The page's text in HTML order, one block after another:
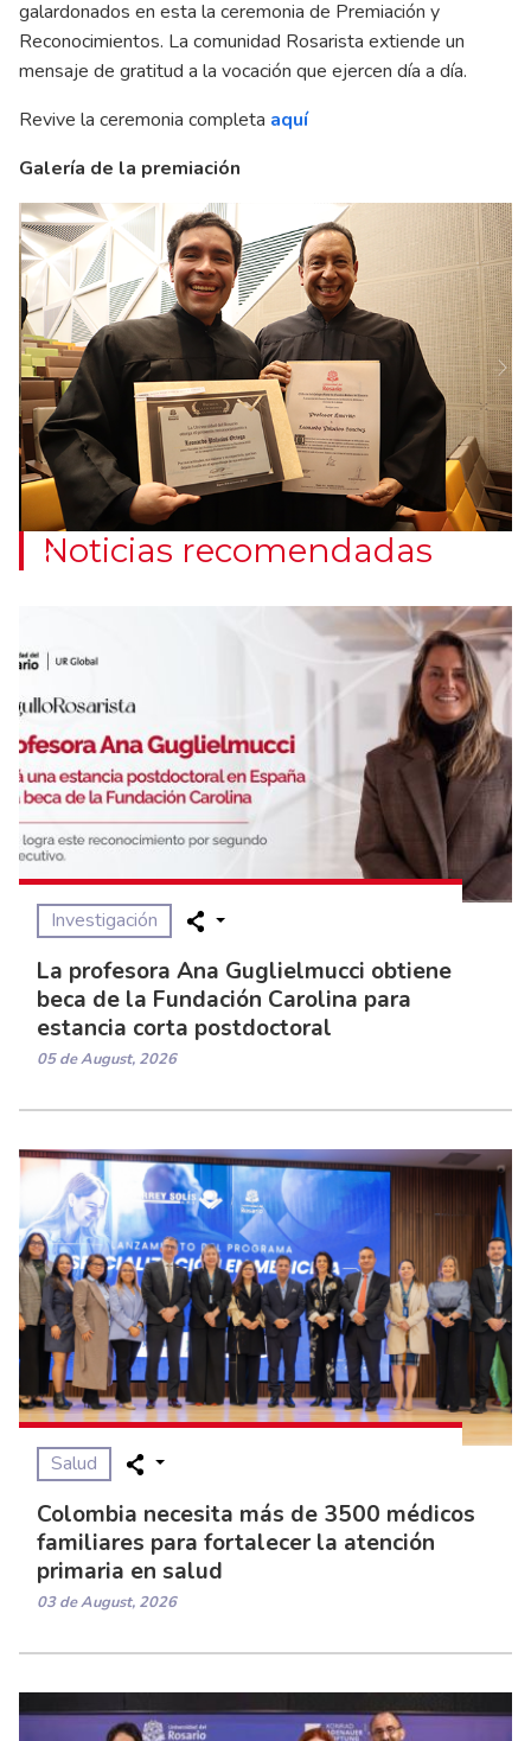
galardonados en esta la ceremonia de Premiación y
Reconocimientos. La comunidad Rosarista extiende un
mensaje de gratitud a la vocación que ejercen día a día.
Revive la ceremonia completa aquí
Galería de la premiación
Noticias recomendadas
Investigación
La profesora Ana Guglielmucci obtiene
beca de la Fundación Carolina para
estancia corta postdoctoral
05 de August, 2026
Salud
Colombia necesita más de 3500 médicos
familiares para fortalecer la atención
primaria en salud
03 de August, 2026